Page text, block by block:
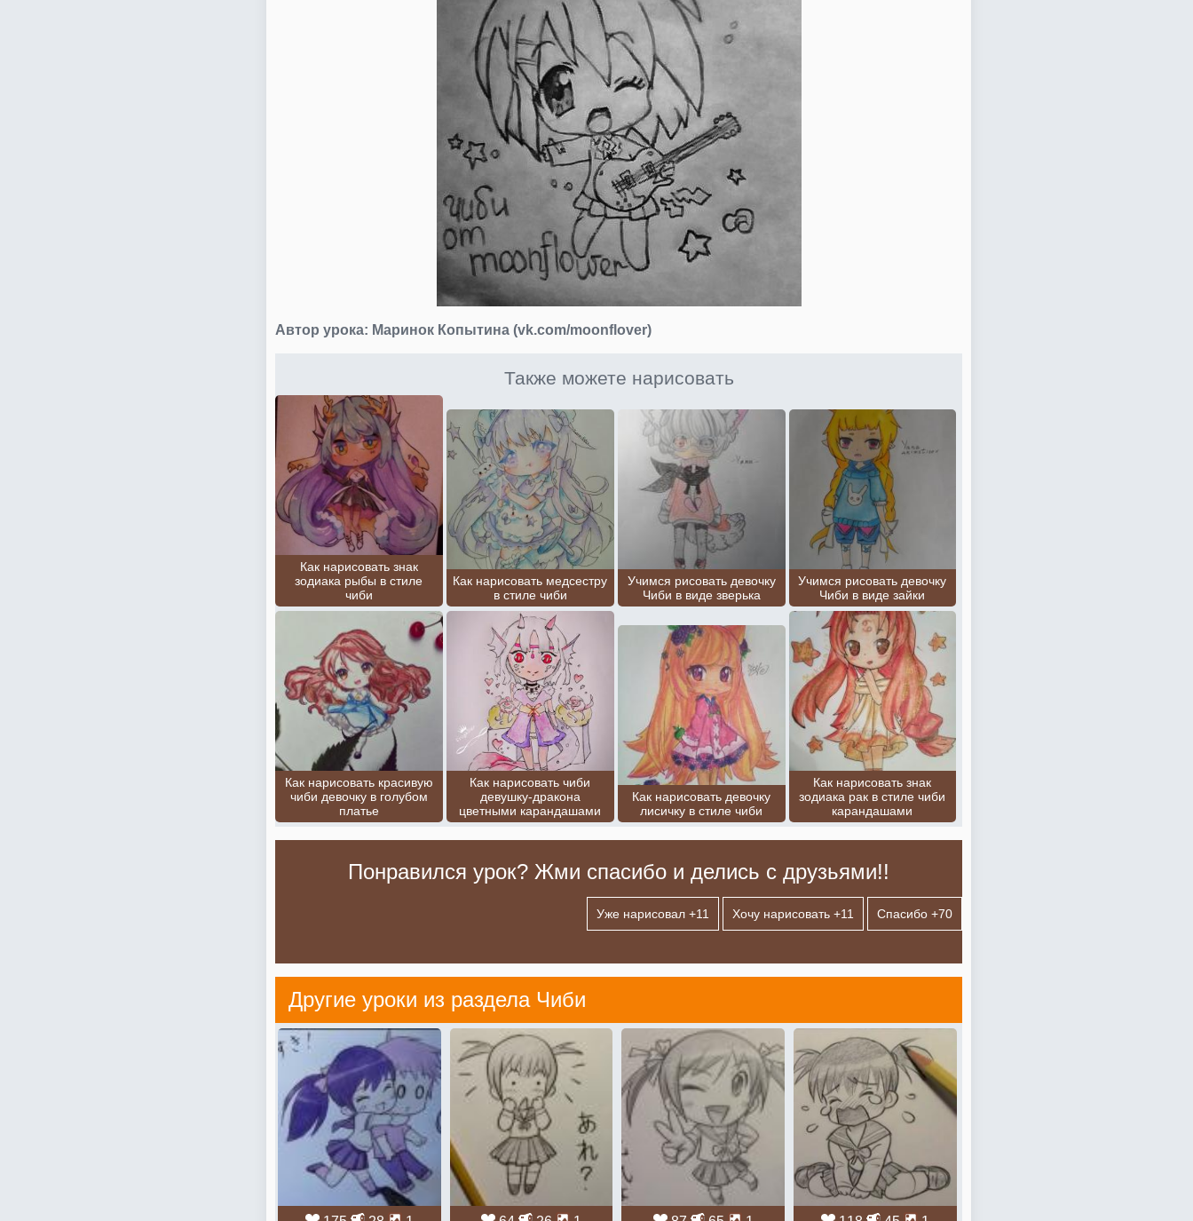
Автор урока: Маринок Копытина (vk.com/moonflover)
Также можете нарисовать
Как нарисовать знак
зодиака рыбы в стиле
чиби
Как нарисовать медсестру
в стиле чиби
Учимся рисовать девочку
Чиби в виде зверька
Учимся рисовать девочку
Чиби в виде зайки
Как нарисовать красивую
чиби девочку в голубом
платье
Как нарисовать чиби
девушку-дракона
цветными карандашами
Как нарисовать девочку
лисичку в стиле чиби
Как нарисовать знак
зодиака рак в стиле чиби
карандашами
Понравился урок? Жми спасибо и делись с друзьями!!
Уже нарисовал +11 Хочу нарисовать +11 Спасибо +70
Другие уроки из раздела Чиби